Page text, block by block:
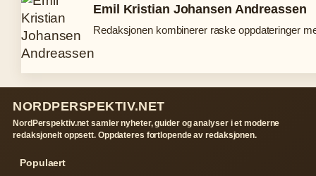
Emil Kristian Johansen Andreassen
Redaksjonen kombinerer raske oppdateringer
NORDPERSPEKTIV.NET
NordPerspektiv.net samler nyheter, guider og analyser i et moderne
redaksjonelt oppsett. Oppdateres fortlopende av redaksjonen.
Populaert